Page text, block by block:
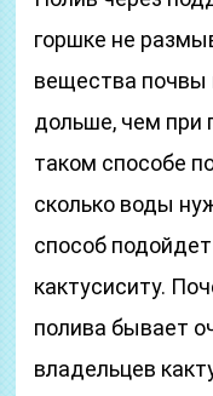
горшке не
вещества
дольше, чем при
таком способе
сколько воды
способ
кактусиситу.
полива бывает
владельцев